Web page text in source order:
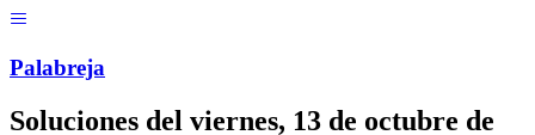
Palabreja
Soluciones del viernes, 13 de octubre de